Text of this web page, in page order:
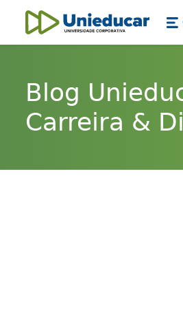
Skip main navigation
Skip to main content
Unieducar
Blog
Carreira &